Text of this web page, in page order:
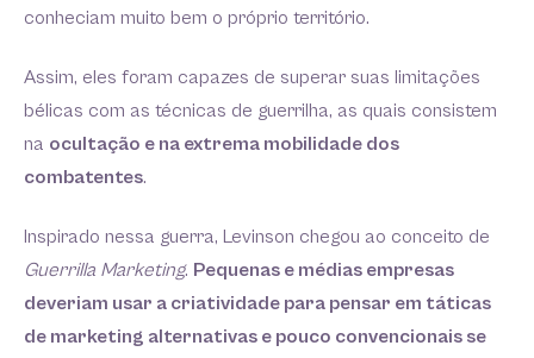
conheciam muito bem o próprio território.
Assim, eles foram capazes de superar suas limitações
bélicas com as técnicas de guerrilha, as quais consistem
na ocultação e na extrema mobilidade dos
combatentes.
Inspirado nessa guerra, Levinson chegou ao conceito de
Guerrilla Marketing. Pequenas e médias empresas
deveriam usar a criatividade para pensar em táticas
de marketing alternativas e pouco convencionais se